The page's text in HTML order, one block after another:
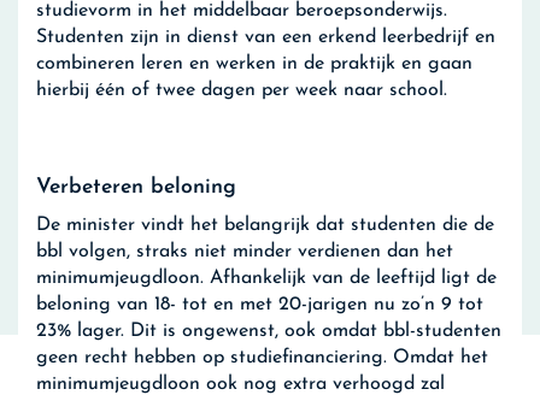
studievorm in het middelbaar beroepsonderwijs.
Studenten zijn in dienst van een erkend leerbedrijf en
combineren leren en werken in de praktijk en gaan
hierbij één of twee dagen per week naar school.
Verbeteren beloning
De minister vindt het belangrijk dat studenten die de
bbl volgen, straks niet minder verdienen dan het
minimumjeugdloon. Afhankelijk van de leeftijd ligt de
beloning van 18- tot en met 20-jarigen nu zo’n 9 tot
23% lager. Dit is ongewenst, ook omdat bbl-studenten
geen recht hebben op studiefinanciering. Omdat het
minimumjeugdloon ook nog extra verhoogd zal